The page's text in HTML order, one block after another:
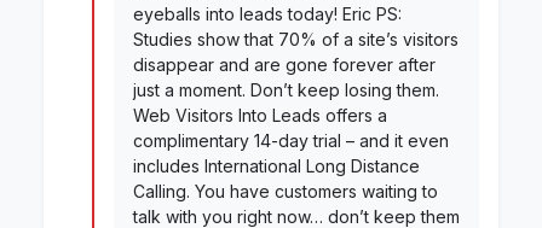
eyeballs into leads today! Eric PS:
Studies show that 70% of a site’s visitors
disappear and are gone forever after
just a moment. Don’t keep losing them.
Web Visitors Into Leads offers a
complimentary 14-day trial – and it even
includes International Long Distance
Calling. You have customers waiting to
talk with you right now… don’t keep them